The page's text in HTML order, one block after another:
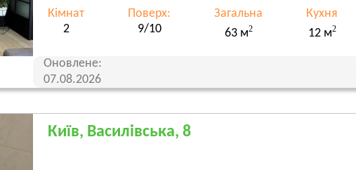
Кімнат
2
Поверх:
9/10
Загальна
63 м2
Кухня
12 м2
Оновлене:
07.08.2026
Київ, Василівська, 8